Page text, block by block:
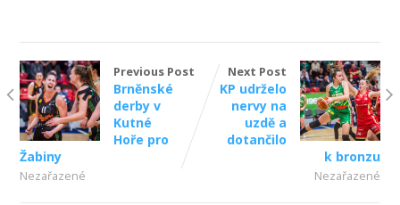
Previous Post
Brněnské
derby v
Kutné
Hoře pro
Žabiny
Nezařazené
Next Post
KP udrželo
nervy na
uzdě a
dotančilo
k bronzu
Nezařazené